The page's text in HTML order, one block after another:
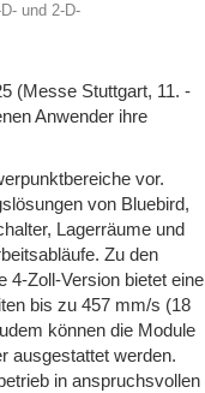
und 2-D-
(Messe Stuttgart, 11. -
Anwender ihre
vor.
von Bluebird,
Lagerräume und
Zu den
4-Zoll-Version bietet eine
bis zu 457 mm/s (18
können die Module
ausgestattet werden.
in anspruchsvollen